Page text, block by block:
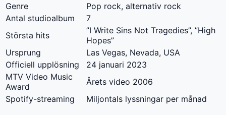
Genre
Pop rock, alternativ rock
Antal studioalbum
7
Största hits
”I Write Sins Not Tragedies”, ”High
Hopes”
Ursprung
Las Vegas, Nevada, USA
Officiell upplösning
24 januari 2023
MTV Video Music
Award
Årets video 2006
Spotify-streaming
Miljontals lyssningar per månad